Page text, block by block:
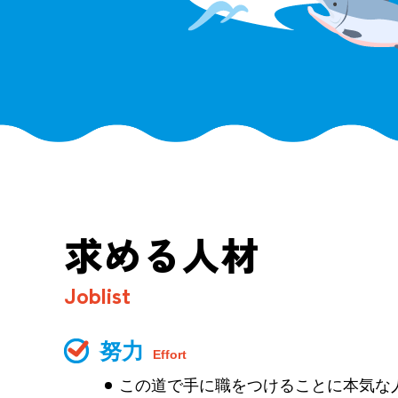
求める人材
Joblist
努力 Effort
この道で手に職をつけることに本気な